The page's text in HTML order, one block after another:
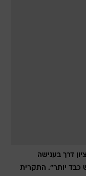
דרך בענישה
כבד יותר". התקרית